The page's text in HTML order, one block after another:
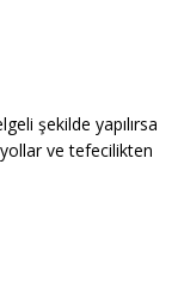
şekilde yapılırsa
ve tefecilikten